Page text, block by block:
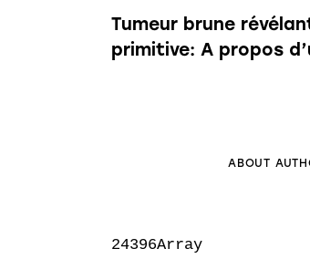
Tumeur brune
primitive: A propos
ABOUT
24396Array